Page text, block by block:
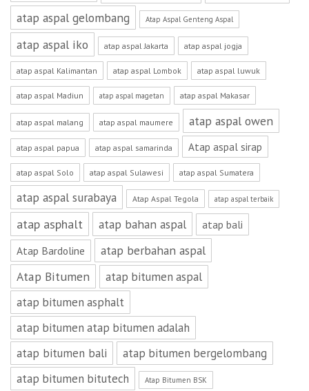
atap aspal gelombang
Atap Aspal Genteng Aspal
atap aspal iko atap aspal Jakarta atap aspal jogja
atap aspal Kalimantan atap aspal Lombok atap aspal luwuk
atap aspal Madiun atap aspal magetan atap aspal Makasar
atap aspal malang atap aspal maumere atap aspal owen
atap aspal papua atap aspal samarinda Atap aspal sirap
atap aspal Solo atap aspal Sulawesi atap aspal Sumatera
atap aspal surabaya Atap Aspal Tegola atap aspal terbaik
atap asphalt atap bahan aspal
atap bali
Atap Bardoline
atap berbahan aspal
Atap Bitumen
atap bitumen aspal
atap bitumen asphalt
atap bitumen atap bitumen adalah
atap bitumen bali
atap bitumen bergelombang
atap bitumen bitutech
Atap Bitumen BSK